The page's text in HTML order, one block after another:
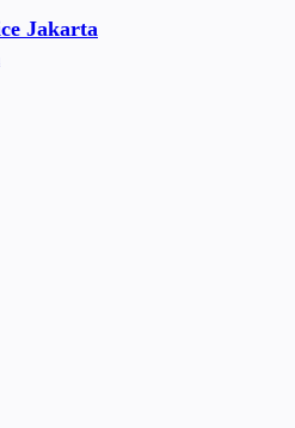
Jakarta